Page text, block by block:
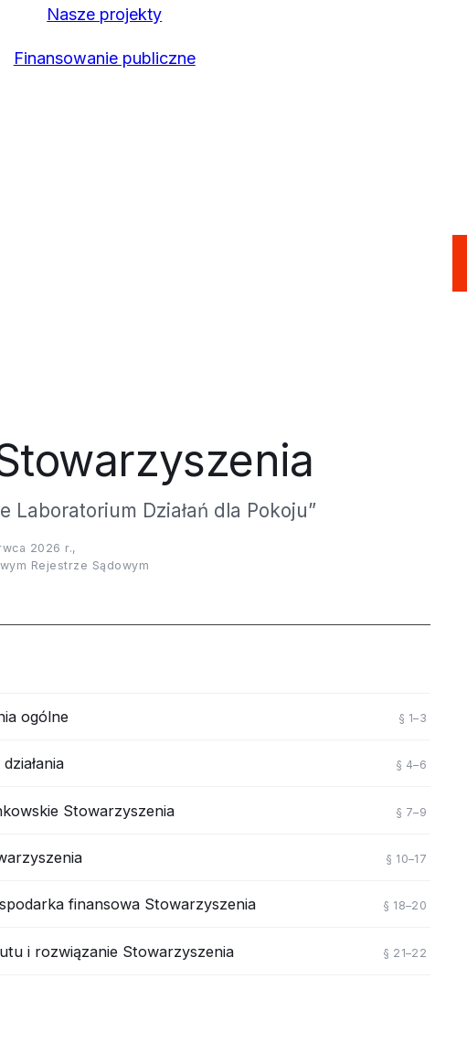
Nasze projekty
Finansowanie publiczne
Laboratorium Działań dla Pokoju”
2026 r.,
Rejestrze Sądowym
ogólne § 1–3
§ 4–6
Stowarzyszenia § 7–9
§ 10–17
finansowa Stowarzyszenia § 18–20
i rozwiązanie Stowarzyszenia § 21–22